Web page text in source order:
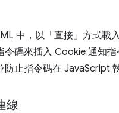
中，以「直接」方式
碼來插入 Cookie 通知
止指令碼在 JavaScript
線